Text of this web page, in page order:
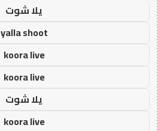
يلا شوت
yalla shoot
koora live
koora live
يلا شوت
koora live